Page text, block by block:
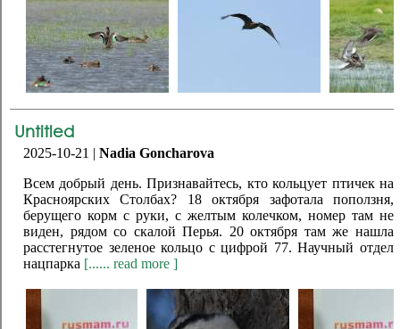
Untitled
2025-10-21 | Nadia Goncharova
Всем добрый день. Признавайтесь, кто кольцует птичек на
Красноярских Столбах? 18 октября зафотала поползня,
берущего корм с руки, с желтым колечком, номер там не
виден, рядом со скалой Перья. 20 октября там же нашла
расстегнутое зеленое кольцо с цифрой 77. Научный отдел
нацпарка [...... read more ]